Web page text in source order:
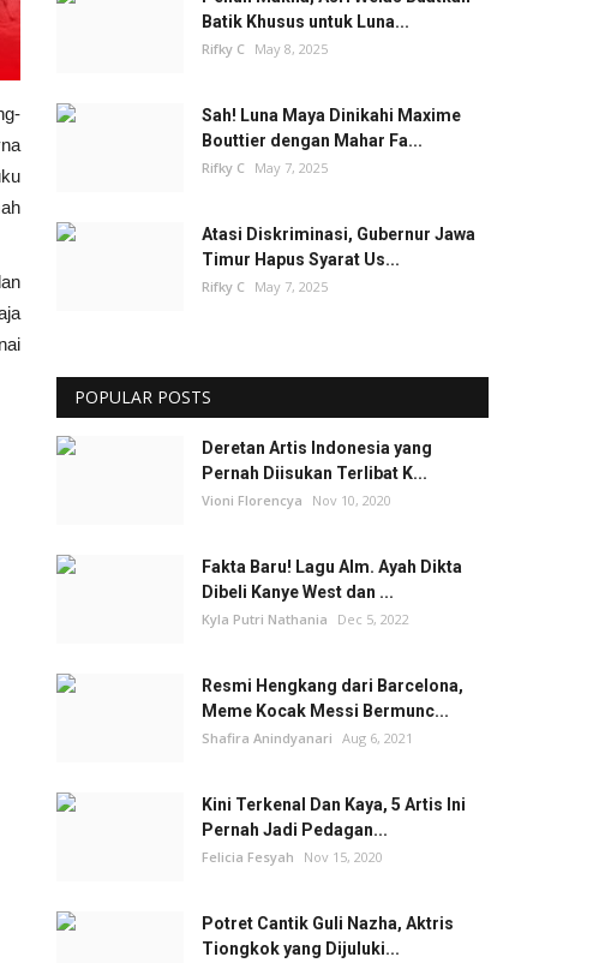
Batik Khusus untuk Luna...
Rifky C May 8, 2025
Sah! Luna Maya Dinikahi Maxime
Bouttier dengan Mahar Fa...
Rifky C May 7, 2025
Atasi Diskriminasi, Gubernur Jawa
Timur Hapus Syarat Us...
Rifky C May 7, 2025
POPULAR POSTS
Deretan Artis Indonesia yang
Pernah Diisukan Terlibat K...
Vioni Florencya Nov 10, 2020
Fakta Baru! Lagu Alm. Ayah Dikta
Dibeli Kanye West dan ...
Kyla Putri Nathania Dec 5, 2022
Resmi Hengkang dari Barcelona,
Meme Kocak Messi Bermunc...
Shafira Anindyanari Aug 6, 2021
Kini Terkenal Dan Kaya, 5 Artis Ini
Pernah Jadi Pedagan...
Felicia Fesyah Nov 15, 2020
Potret Cantik Guli Nazha, Aktris
Tiongkok yang Dijuluki...